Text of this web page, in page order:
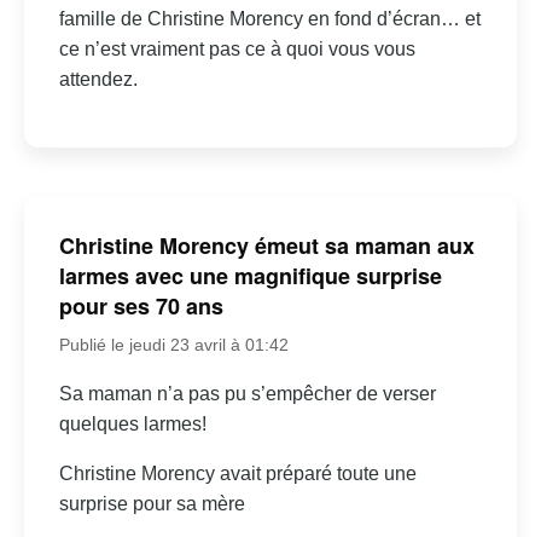
famille de Christine Morency en fond d’écran… et
ce n’est vraiment pas ce à quoi vous vous
attendez.
Christine Morency émeut sa maman aux
larmes avec une magnifique surprise
pour ses 70 ans
Publié le jeudi 23 avril à 01:42
Sa maman n’a pas pu s’empêcher de verser
quelques larmes!
Christine Morency avait préparé toute une
surprise pour sa mère